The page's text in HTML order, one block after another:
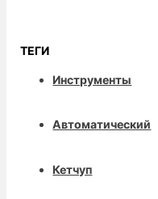
ТЕГИ
Инструменты
Автоматический
Кетчуп